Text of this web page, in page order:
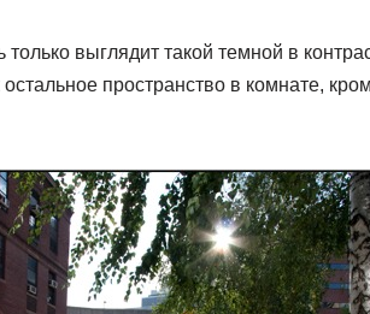
выглядит такой темной в
пространство в комнате,